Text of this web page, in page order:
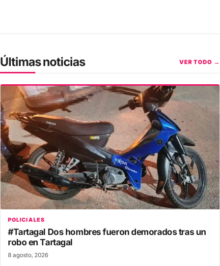
Últimas noticias VER TODO →
POLICIALES
#Tartagal Dos hombres fueron demorados tras un
robo en Tartagal
8 agosto, 2026